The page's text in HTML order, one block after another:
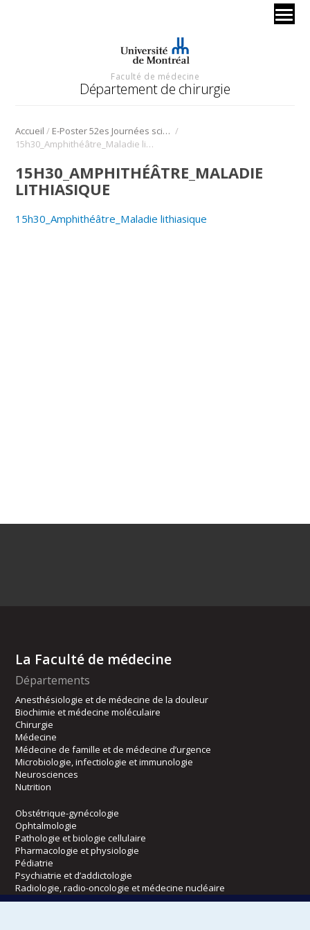
Faculté de médecine
Département de chirurgie
Accueil / E-Poster 52es Journées scientifique /
15h30_Amphithéâtre_Maladie lithiasique
15H30_AMPHITHÉÂTRE_MALADIE
LITHIASIQUE
15h30_Amphithéâtre_Maladie lithiasique
La Faculté de médecine
Départements
Anesthésiologie et de médecine de la douleur
Biochimie et médecine moléculaire
Chirurgie
Médecine
Médecine de famille et de médecine d’urgence
Microbiologie, infectiologie et immunologie
Neurosciences
Nutrition
Obstétrique-gynécologie
Ophtalmologie
Pathologie et biologie cellulaire
Pharmacologie et physiologie
Pédiatrie
Psychiatrie et d’addictologie
Radiologie, radio-oncologie et médecine nucléaire